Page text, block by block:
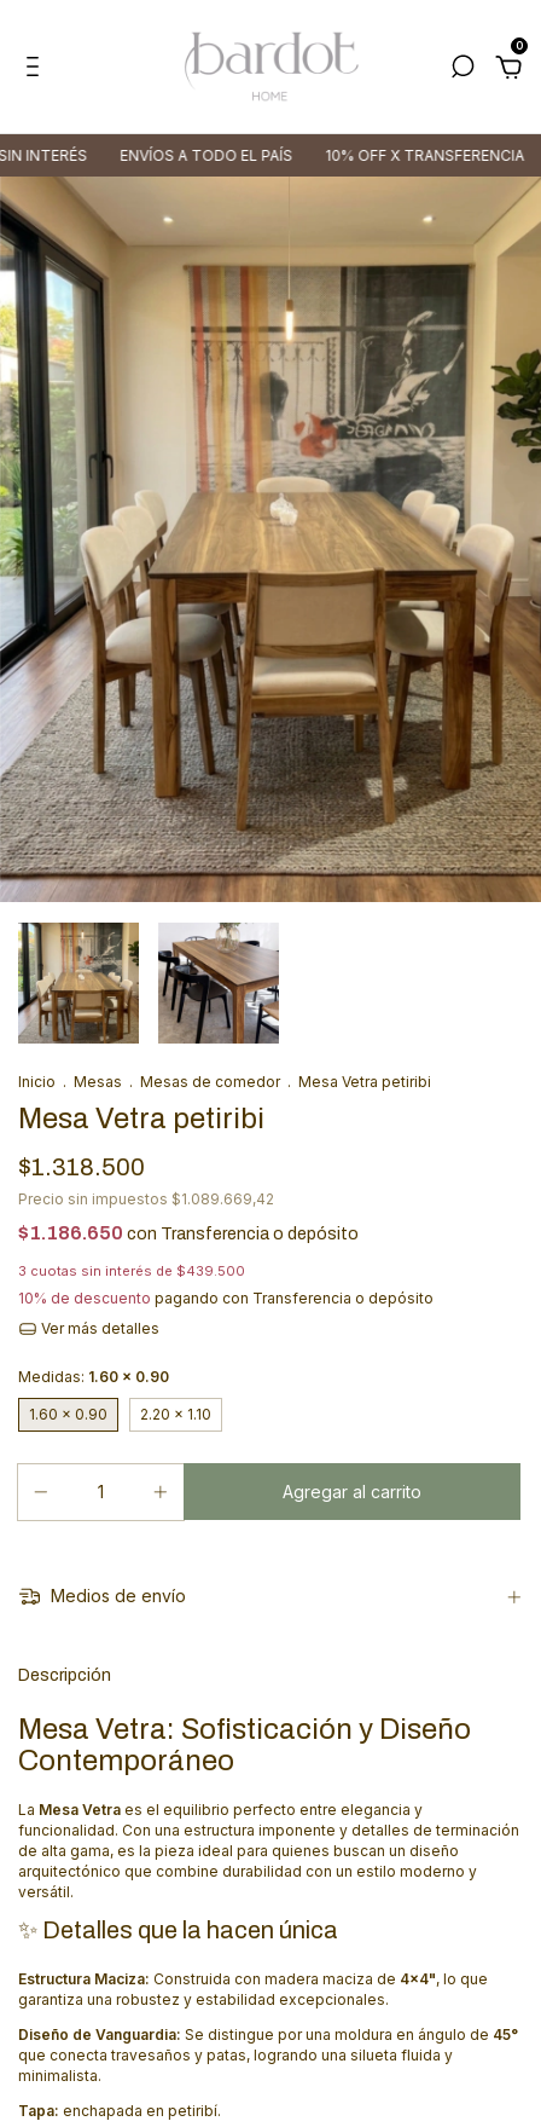
0
ENVÍOS A TODO EL PAÍS 10% OFF X TRANSFERENCIA
Inicio . Mesas . Mesas de comedor . Mesa Vetra petiribi
Mesa Vetra petiribi
$1.318.500
Precio sin impuestos $1.089.669,42
$1.186.650 con Transferencia o depósito
3 cuotas sin interés de $439.500
10% de descuento pagando con Transferencia o depósito
Ver más detalles
Medidas: 1.60 x 0.90
1.60 x 0.90 2.20 x 1.10
Medios de envío
Descripción
Mesa Vetra: Sofisticación y Diseño
Contemporáneo
La Mesa Vetra es el equilibrio perfecto entre elegancia y
funcionalidad. Con una estructura imponente y detalles de terminación
de alta gama, es la pieza ideal para quienes buscan un diseño
arquitectónico que combine durabilidad con un estilo moderno y
versátil.
✨ Detalles que la hacen única
Estructura Maciza: Construida con madera maciza de 4x4", lo que
garantiza una robustez y estabilidad excepcionales.
Diseño de Vanguardia: Se distingue por una moldura en ángulo de 45°
que conecta travesaños y patas, logrando una silueta fluida y
minimalista.
Tapa: enchapada en petiribí.